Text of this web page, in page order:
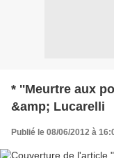
* ''Meurtre aux
&amp; Lucarelli
Publié le 08/06/2012 à